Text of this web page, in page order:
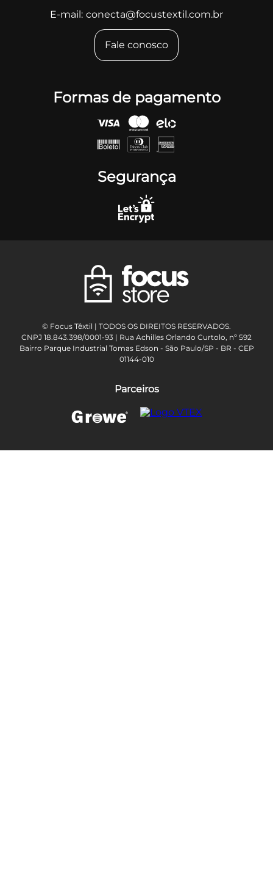
E-mail: conecta@focustextil.com.br
Fale conosco
Formas de pagamento
Segurança
© Focus Têxtil | TODOS OS DIREITOS RESERVADOS.
CNPJ 18.843.398/0001-93 | Rua Achilles Orlando Curtolo, nº 592
Bairro Parque Industrial Tomas Edson - São Paulo/SP - BR - CEP
01144-010
Parceiros